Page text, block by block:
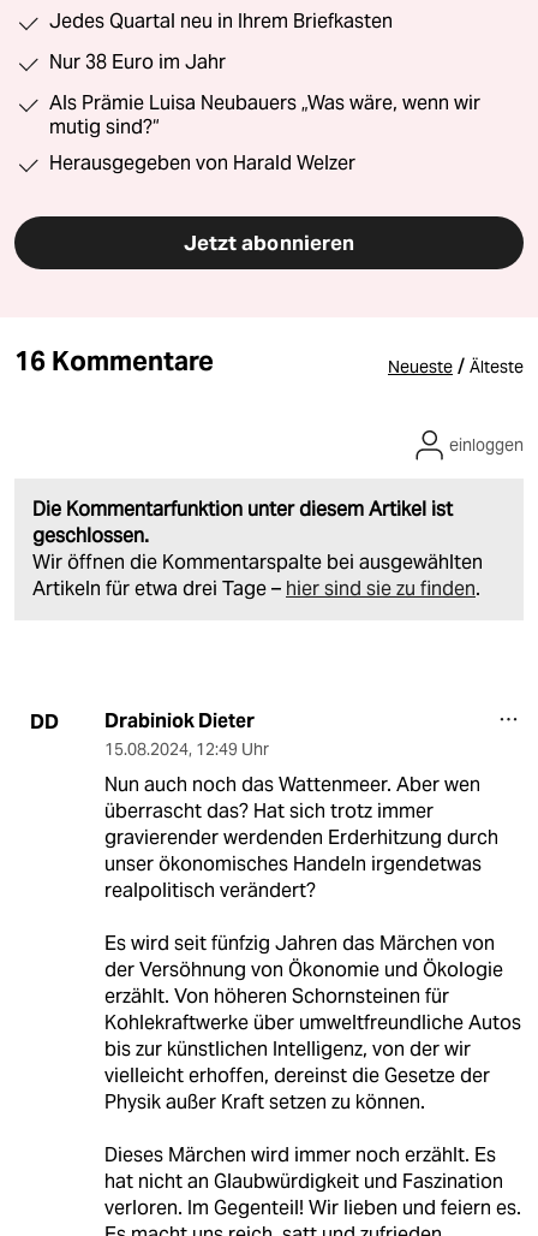
Jedes Quartal neu in Ihrem Briefkasten
Nur 38 Euro im Jahr
Als Prämie Luisa Neubauers „Was wäre, wenn wir
mutig sind?“
Herausgegeben von Harald Welzer
Jetzt abonnieren
16 Kommentare Neueste / Älteste
Die Kommentarfunktion unter diesem Artikel ist
geschlossen.
Wir öffnen die Kommentarspalte bei ausgewählten
Artikeln für etwa drei Tage – hier sind sie zu finden.
einloggen
DD Drabiniok Dieter
15.08.2024, 12:49 Uhr
Nun auch noch das Wattenmeer. Aber wen
überrascht das? Hat sich trotz immer
gravierender werdenden Erderhitzung durch
unser ökonomisches Handeln irgendetwas
realpolitisch verändert?
Es wird seit fünfzig Jahren das Märchen von
der Versöhnung von Ökonomie und Ökologie
erzählt. Von höheren Schornsteinen für
Kohlekraftwerke über umweltfreundliche Autos
bis zur künstlichen Intelligenz, von der wir
vielleicht erhoffen, dereinst die Gesetze der
Physik außer Kraft setzen zu können.
Dieses Märchen wird immer noch erzählt. Es
hat nicht an Glaubwürdigkeit und Faszination
verloren. Im Gegenteil! Wir lieben und feiern es.